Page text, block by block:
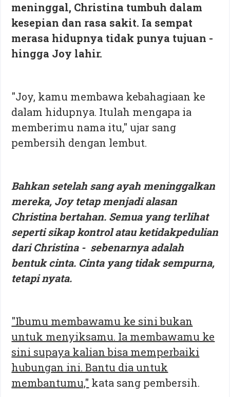
meninggal, Christina tumbuh dalam
kesepian dan rasa sakit. Ia sempat
merasa hidupnya tidak punya tujuan -
hingga Joy lahir.
"Joy, kamu membawa kebahagiaan ke
dalam hidupnya. Itulah mengapa ia
memberimu nama itu," ujar sang
pembersih dengan lembut.
Bahkan setelah sang ayah meninggalkan
mereka, Joy tetap menjadi alasan
Christina bertahan. Semua yang terlihat
seperti sikap kontrol atau ketidakpedulian
dari Christina - sebenarnya adalah
bentuk cinta. Cinta yang tidak sempurna,
tetapi nyata.
"Ibumu membawamu ke sini bukan
untuk menyiksamu. Ia membawamu ke
sini supaya kalian bisa memperbaiki
hubungan ini. Bantu dia untuk
membantumu," kata sang pembersih.